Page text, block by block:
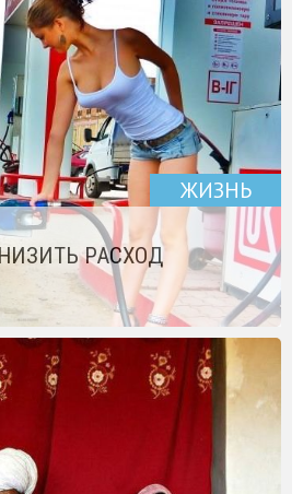
ЖИЗНЬ
РАСХОД